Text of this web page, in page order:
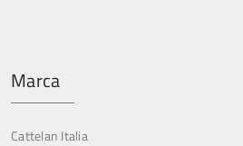
Marca
Cattelan Italia